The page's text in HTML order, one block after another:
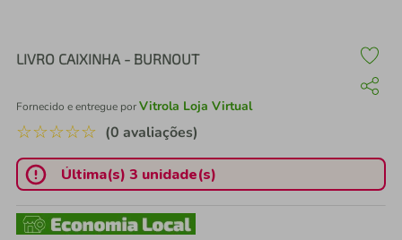
LIVRO CAIXINHA - BURNOUT
Fornecido e entregue porVitrola Loja Virtual
☆☆☆☆☆ (0 avaliações)
Última(s) 3 unidade(s)